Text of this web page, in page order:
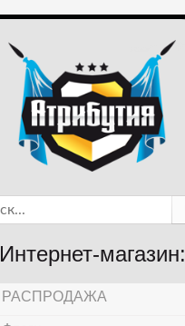
Интернет-магазин:
РАСПРОДАЖА